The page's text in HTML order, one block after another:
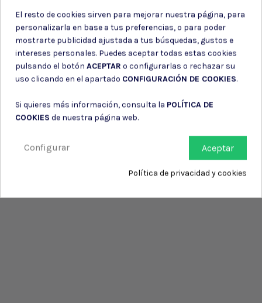
Consiento el uso de mis datos personales para recibir publicidad
de su entidad.
El resto de cookies sirven para mejorar nuestra página, para
personalizarla en base a tus preferencias, o para poder
mostrarte publicidad ajustada a tus búsquedas, gustos e
intereses personales. Puedes aceptar todas estas cookies
pulsando el botón ACEPTAR o configurarlas o rechazar su
uso clicando en el apartado CONFIGURACIÓN DE COOKIES.
Si quieres más información, consulta la POLÍTICA DE
COOKIES de nuestra página web.
Aceptar
Configurar
Política de privacidad y cookies